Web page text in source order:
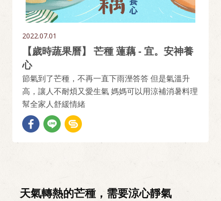
2022.07.01
【歲時蔬果曆】 芒種 蓮藕 - 宜。安神養
心
節氣到了芒種，不再一直下雨溼答答 但是氣溫升
高，讓人不耐煩又愛生氣 媽媽可以用涼補消暑料理
幫全家人舒緩情緒
天氣轉熱的芒種，需要涼心靜氣